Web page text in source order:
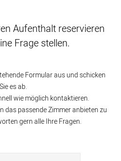
Aufenthalt reservieren
Frage stellen.
Formular aus und schicken
Sie es ab.
wie möglich kontaktieren.
das passende Zimmer anbieten zu
gern alle Ihre Fragen.